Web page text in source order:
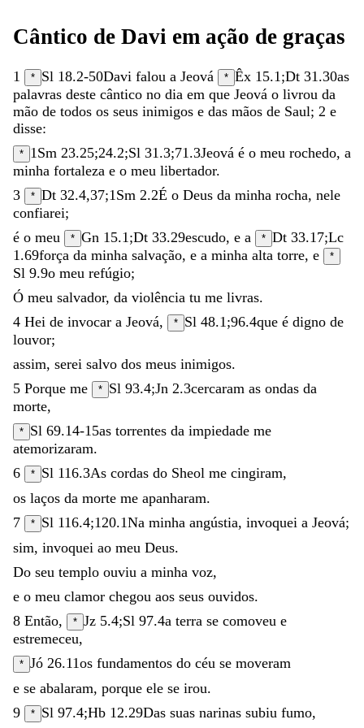
Cântico de Davi em ação de graças
1 * Sl 18.2-50Davi falou a Jeová * Êx 15.1 ;Dt 31.30as
palavras deste cântico no dia em que Jeová o livrou da
mão de todos os seus inimigos e das mãos de Saul; 2 e
disse:
* 1Sm 23.25;24.2;Sl 31.3;71.3Jeová é o meu rochedo, a
minha fortaleza e o meu libertador.
3
* Dt 32.4,37;1Sm 2.2É o Deus da minha rocha, nele
confiarei;
é o meu * Gn 15.1 ;Dt 33.29escudo, e a * Dt 33.17;Lc
1.69força da minha salvação, e a minha alta torre, e *
Sl 9.9o meu refúgio;
Ó meu salvador, da violência tu me livras.
4 Hei de invocar a Jeová, * Sl 48.1 ;96.4que é digno de
louvor;
assim, serei salvo dos meus inimigos.
5 Porque me * Sl 93.4;Jn 2.3cercaram as ondas da
morte,
* Sl 69.14-15as torrentes da impiedade me
atemorizaram.
6
* Sl 116.3As cordas do Sheol me cingiram,
os laços da morte me apanharam.
7
* Sl 116.4;120.1Na minha angústia, invoquei a Jeová;
sim, invoquei ao meu Deus.
Do seu templo ouviu a minha voz,
e o meu clamor chegou aos seus ouvidos.
8 Então, * Jz 5.4;Sl 97.4a terra se comoveu e
estremeceu,
* Jó 26.11os fundamentos do céu se moveram
e se abalaram, porque ele se irou.
9
* Sl 97.4;Hb 12.29Das suas narinas subiu fumo,